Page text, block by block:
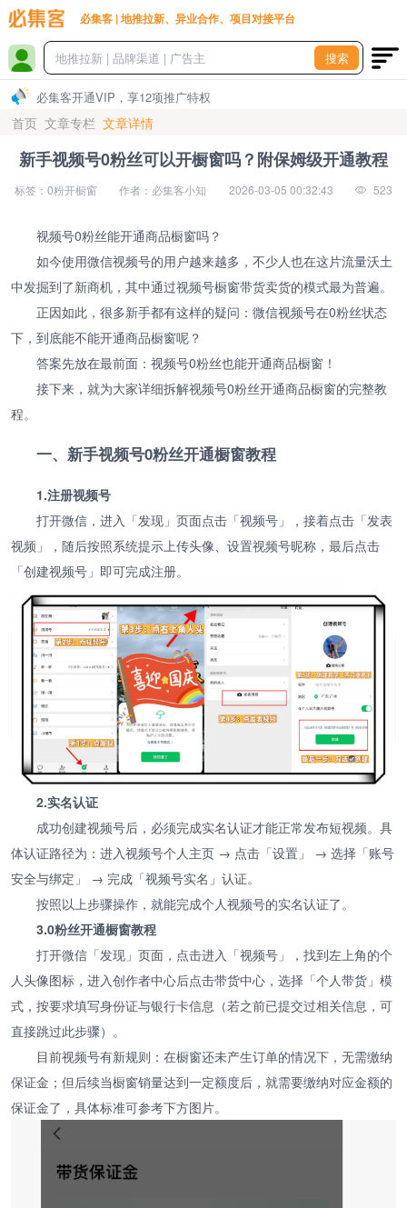
必集客 | 地推拉新、异业合作、项目对接平台
搜索
必集客开通VIP，享12项推广特权
首页 文章专栏 文章详情
新手视频号0粉丝可以开橱窗吗？附保姆级开通教程
标签：0粉开橱窗 作者：必集客小知 2026-03-05 00:32:43 523
视频号0粉丝能开通商品橱窗吗？
如今使用微信视频号的用户越来越多，不少人也在这片流量沃土
中发掘到了新商机，其中通过视频号橱窗带货卖货的模式最为普遍。
正因如此，很多新手都有这样的疑问：微信视频号在0粉丝状态
下，到底能不能开通商品橱窗呢？
答案先放在最前面：视频号0粉丝也能开通商品橱窗！
接下来，就为大家详细拆解视频号0粉丝开通商品橱窗的完整教
程。
一、新手视频号0粉丝开通橱窗教程
1.注册视频号
打开微信，进入「发现」页面点击「视频号」，接着点击「发表
视频」，随后按照系统提示上传头像、设置视频号昵称，最后点击
「创建视频号」即可完成注册。
2.实名认证
成功创建视频号后，必须完成实名认证才能正常发布短视频。具
体认证路径为：进入视频号个人主页 → 点击「设置」 → 选择「账号
安全与绑定」 → 完成「视频号实名」认证。
按照以上步骤操作，就能完成个人视频号的实名认证了。
3.0粉丝开通橱窗教程
打开微信「发现」页面，点击进入「视频号」，找到左上角的个
人头像图标，进入创作者中心后点击带货中心，选择「个人带货」模
式，按要求填写身份证与银行卡信息（若之前已提交过相关信息，可
直接跳过此步骤）。
目前视频号有新规则：在橱窗还未产生订单的情况下，无需缴纳
保证金；但后续当橱窗销量达到一定额度后，就需要缴纳对应金额的
保证金了，具体标准可参考下方图片。